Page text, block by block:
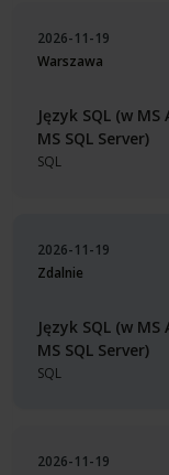
2026-11-19
Warszawa
Język SQL (w MS
MS SQL Server)
SQL
2026-11-19
Zdalnie
Język SQL (w MS
MS SQL Server)
SQL
2026-11-19